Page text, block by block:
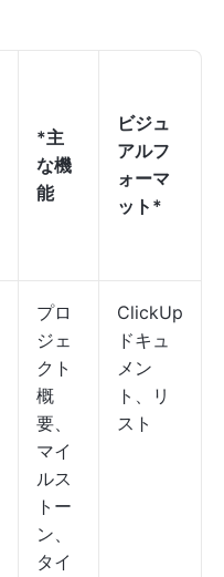
*主
な機
能
ビジュ
アルフ
ォーマ
ット*
プロ
ジェ
クト
概
要、
マイ
ルス
トー
ン、
タイ
ClickUp
ドキュ
メン
ト、リ
スト